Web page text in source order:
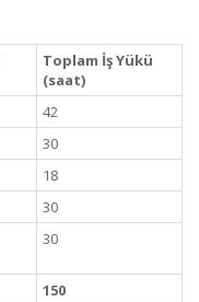
Toplam İş Yükü
(saat)
42
30
18
30
30
150